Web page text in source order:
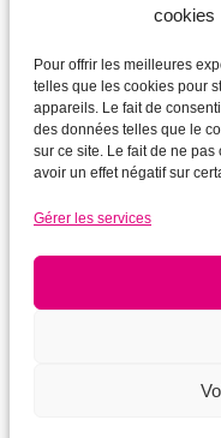
cookies
Pour offrir les meilleures
telles que les cookies pour
appareils. Le fait de
des données telles que le
sur ce site. Le fait de ne
avoir un effet négatif sur
Gérer les services